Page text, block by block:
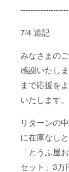
7/4 追記
みなさまの
感謝いたし
まで応援を
いたします。
リターンの
に在庫なし
「とうふ屋
セット」3万